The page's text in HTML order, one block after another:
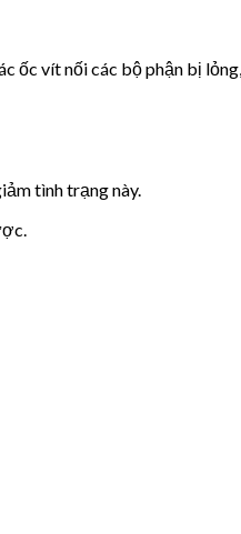
ốc vít nối các bộ phận bị
tình trạng này.